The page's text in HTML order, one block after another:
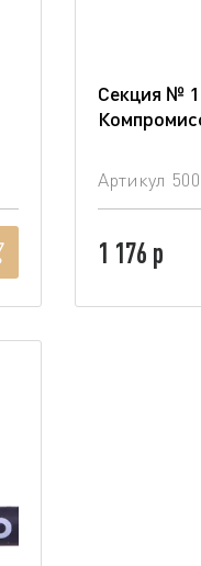
Секция № 1
Артикул
1 176 р